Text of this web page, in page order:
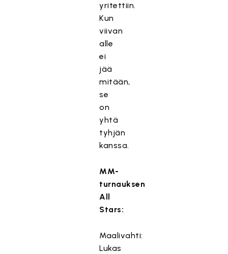
yritettiin.
Kun
viivan
alle
ei
jää
mitään,
se
on
yhtä
tyhjän
kanssa.
MM-
turnauksen
All
Stars:
Maalivahti:
Lukas